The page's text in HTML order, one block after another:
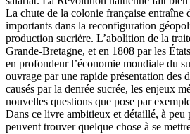
La chute de la colonie française entraîne
importants dans la reconfiguration
production sucrière. L’abolition de la
Grande-Bretagne, et en 1808 par les
en profondeur l’économie mondiale du
ouvrage par une rapide présentation des
causés par la denrée sucrée, les enjeux
nouvelles questions que pose par
Dans ce livre ambitieux et détaillé, à peu
peuvent trouver quelque chose à se